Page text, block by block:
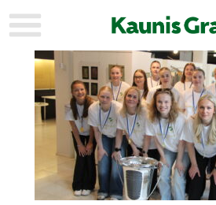
KAUPUNKI
STADEN
AJANKOHTAISTA
AKTUELLT
URHEILU
IDROTT
KULTTUURI
KULTUR
HISTORIA
HISTORIA
YLEINEN
ALLMÄN